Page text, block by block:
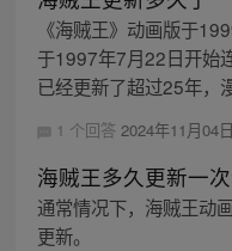
《海贼王》动画版于
于1997年7月22日开始
已经更新了超过25年，
1 个回答 2024年11月04
海贼王多久更新一
通常情况下，海贼王动
更新。